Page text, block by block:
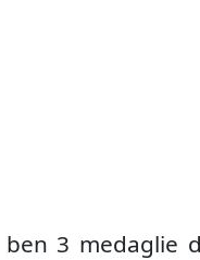
3 medaglie